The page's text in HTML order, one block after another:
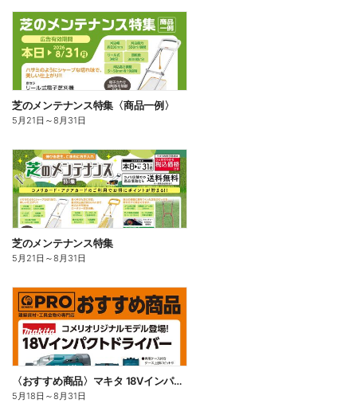
芝のメンテナンス特集〈商品一例〉
5月21日 ～8月31日
芝のメンテナンス特集
5月21日 ～8月31日
〈おすすめ商品〉マキタ 18Vインパクトドライバー
5月18日 ～8月31日